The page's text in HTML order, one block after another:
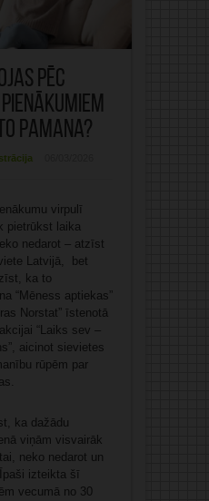
pēc
pamana?
virpulī
pietrūkst laika
nedarot – atzīst
Latvijā, bet
ka to
“Mēness aptiekas”
Norstat” īstenotā
“Laiks sev –
aicinot sievietes
rūpēm par
ka dažādu
viņām visvairāk
neko nedarot un
izteikta šī
vecumā no 30